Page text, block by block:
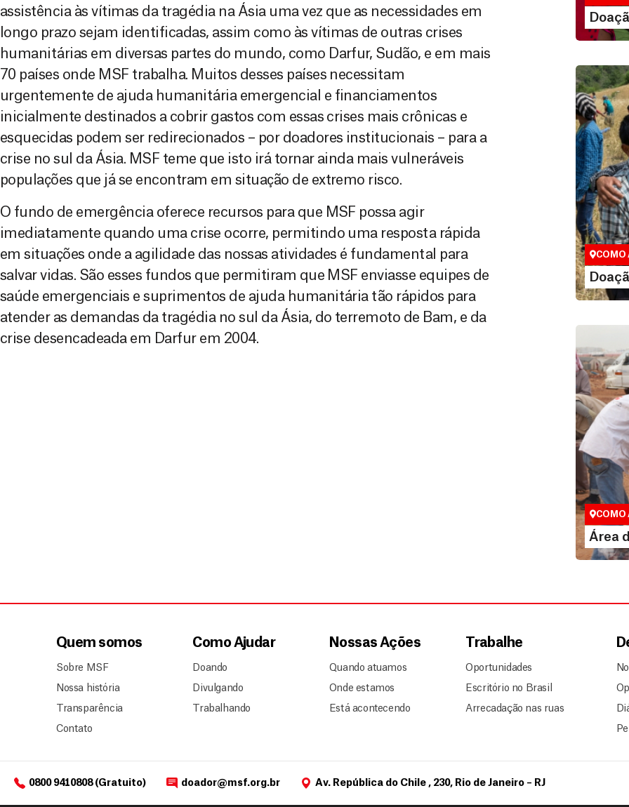
assistência às vítimas da tragédia na Ásia uma vez que as necessidades em
longo prazo sejam identificadas, assim como às vítimas de outras crises
humanitárias em diversas partes do mundo, como Darfur, Sudão, e em mais
70 países onde MSF trabalha. Muitos desses países necessitam
urgentemente de ajuda humanitária emergencial e financiamentos
inicialmente destinados a cobrir gastos com essas crises mais crônicas e
esquecidas podem ser redirecionados – por doadores institucionais – para a
crise no sul da Ásia. MSF teme que isto irá tornar ainda mais vulneráveis
populações que já se encontram em situação de extremo risco.
O fundo de emergência oferece recursos para que MSF possa agir
imediatamente quando uma crise ocorre, permitindo uma resposta rápida
em situações onde a agilidade das nossas atividades é fundamental para
salvar vidas. São esses fundos que permitiram que MSF enviasse equipes de
saúde emergenciais e suprimentos de ajuda humanitária tão rápidos para
atender as demandas da tragédia no sul da Ásia, do terremoto de Bam, e da
crise desencadeada em Darfur em 2004.
Você
maneiras,
valor que
COMO
Área
Espaço
COMO
Área
Quem somos
Sobre MSF
Nossa história
Transparência
Contato
Como Ajudar
Doando
Divulgando
Trabalhando
Nossas Ações
Quando atuamos
Onde estamos
Está acontecendo
Trabalhe
Oportunidades
Escritório no Brasil
Arrecadação nas ruas
0800 9410808 (Gratuito) doador@msf.org.br Av. República do Chile , 230, Rio de Janeiro – RJ